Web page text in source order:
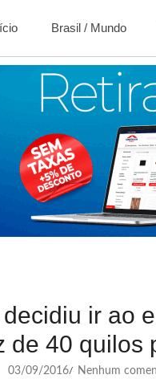
Brasil / Mundo
ir ao
de 40 quilos
03/09/2016/ Nenhum